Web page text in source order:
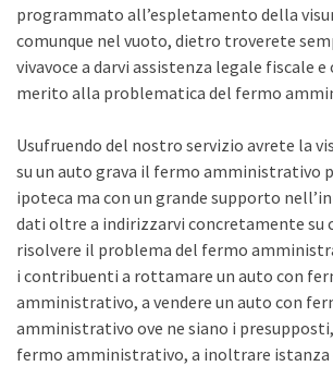
programmato all’espletamento della
comunque nel vuoto, dietro troverete
vivavoce a darvi assistenza legale fiscale
merito alla problematica del fermo
Usufruendo del nostro servizio avrete la
su un auto grava il fermo amministrativo
ipoteca ma con un grande supporto
dati oltre a indirizzarvi concretamente su
risolvere il problema del fermo
i contribuenti a rottamare un auto con
amministrativo, a vendere un auto con
amministrativo ove ne siano i
fermo amministrativo, a inoltrare istanza